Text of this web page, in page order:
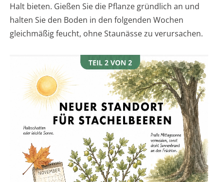
Halt bieten. Gießen Sie die Pflanze gründlich an und
halten Sie den Boden in den folgenden Wochen
gleichmäßig feucht, ohne Staunässe zu verursachen.